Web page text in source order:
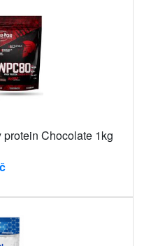
Chocolate 1kg